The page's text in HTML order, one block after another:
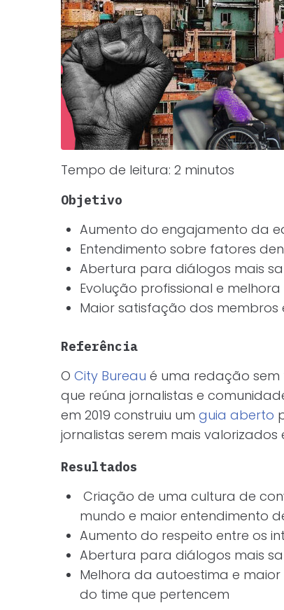
Tempo de leitura: 2 minutos
Objetivo
Aumento do engajamento da
Entendimento sobre fatores
Abertura para diálogos mais
Evolução profissional e
Maior satisfação dos
Referência
O City Bureau é uma redação sem
que reúna jornalistas e
em 2019 construiu um guia aberto
jornalistas serem mais valorizados
Resultados
Criação de uma cultura de
mundo e maior entendimento
Aumento do respeito entre os
Abertura para diálogos mais
Melhora da autoestima e
do time que pertencem